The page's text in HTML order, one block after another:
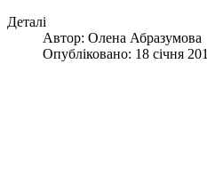
Деталі
Автор: Олена Абразумова
Опубліковано: 18 січня